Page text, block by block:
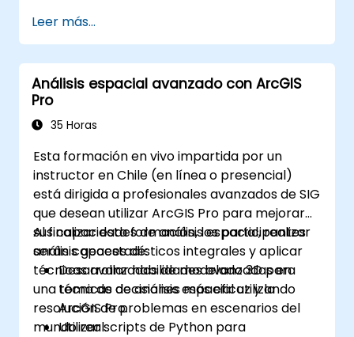
Leer más...
Análisis espacial avanzado con ArcGIS
Pro
35 Horas
Esta formación en vivo impartida por un
instructor en Chile (en línea o presencial)
está dirigida a profesionales avanzados de SIG
que desean utilizar ArcGIS Pro para mejorar
sus capacidades de análisis espacial, realizar
análisis geoestadísticos integrales y aplicar
técnicas avanzadas de modelado 3D para
una toma de decisiones más eficaz y la
resolución de problemas en escenarios del
mundo real.
Al finalizar esta formación, los participantes
serán capaces de:
Desarrollar habilidades avanzadas en
técnicas de análisis espacial utilizando
ArcGIS Pro.
Utilizar scripts de Python para